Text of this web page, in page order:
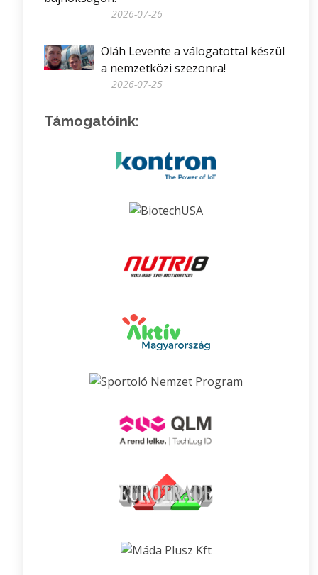
2026-07-26
Oláh Levente a válogatottal készül
a nemzetközi szezonra!
2026-07-25
Támogatóink: